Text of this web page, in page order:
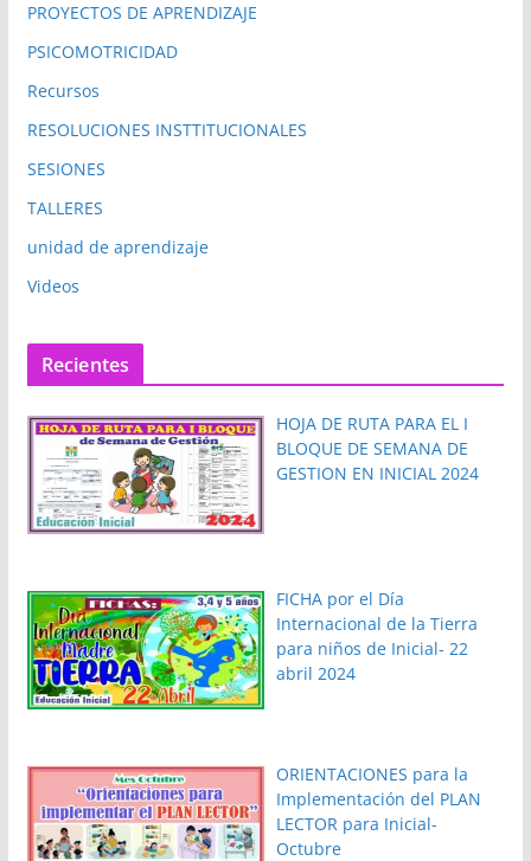
PROYECTOS DE APRENDIZAJE
PSICOMOTRICIDAD
Recursos
RESOLUCIONES INSTTITUCIONALES
SESIONES
TALLERES
unidad de aprendizaje
Videos
Recientes
HOJA DE RUTA PARA EL I
BLOQUE DE SEMANA DE
GESTION EN INICIAL 2024
FICHA por el Día
Internacional de la Tierra
para niños de Inicial- 22
abril 2024
ORIENTACIONES para la
Implementación del PLAN
LECTOR para Inicial-
Octubre